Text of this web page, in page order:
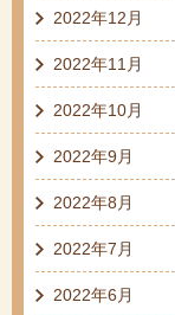
2022年12月
2022年11月
2022年10月
2022年9月
2022年8月
2022年7月
2022年6月